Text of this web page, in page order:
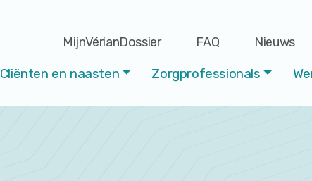
MijnVérianDossier FAQ Nieuws
Cliënten en naasten Zorgprofessionals